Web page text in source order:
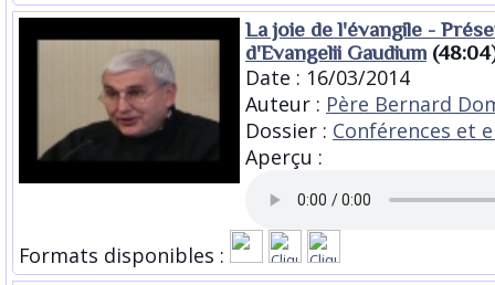
La joie de l'évangile -
d'Evangelii Gaudium
Date : 16/03/2014
Auteur : Père Bernard
Dossier : Conférences et
Aperçu :
Formats disponibles :